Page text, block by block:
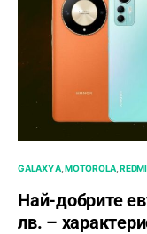
GALAXY A MOTOROLA REDMI
Най-добрите
лв. –